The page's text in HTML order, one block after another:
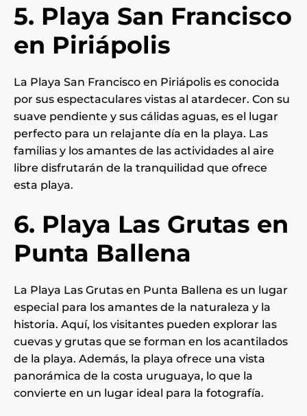
5. Playa San Francisco
en Piriápolis
La Playa San Francisco en Piriápolis es conocida
por sus espectaculares vistas al atardecer. Con su
suave pendiente y sus cálidas aguas, es el lugar
perfecto para un relajante día en la playa. Las
familias y los amantes de las actividades al aire
libre disfrutarán de la tranquilidad que ofrece
esta playa.
6. Playa Las Grutas en
Punta Ballena
La Playa Las Grutas en Punta Ballena es un lugar
especial para los amantes de la naturaleza y la
historia. Aquí, los visitantes pueden explorar las
cuevas y grutas que se forman en los acantilados
de la playa. Además, la playa ofrece una vista
panorámica de la costa uruguaya, lo que la
convierte en un lugar ideal para la fotografía.